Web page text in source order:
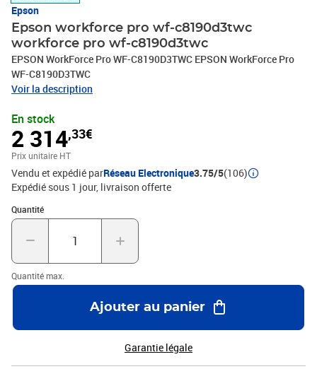
Epson
Epson workforce pro wf-c8190d3twc
workforce pro wf-c8190d3twc
EPSON WorkForce Pro WF-C8190D3TWC EPSON WorkForce Pro
WF-C8190D3TWC
Voir la description
En stock
2 314,33€
Prix unitaire HT
Vendu et expédié parRéseau Electronique3.75/5(106)
Expédié sous 1 jour livraison offerte
Quantité
Quantité : 1
Quantité max.
Ajouter au panier
Garantie légale